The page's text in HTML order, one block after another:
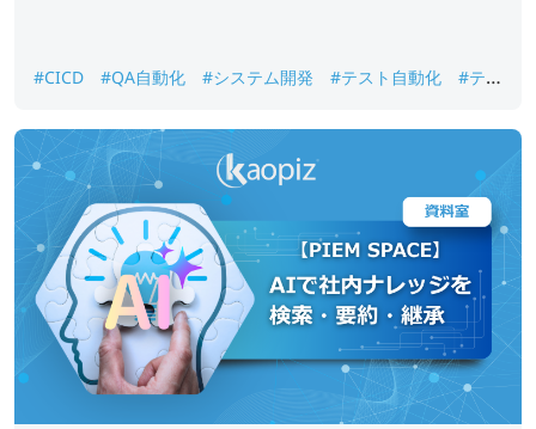
#CICD #QA自動化 #システム開発 #テスト自動化
#テス